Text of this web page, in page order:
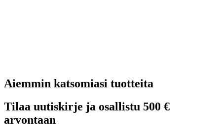
Aiemmin katsomiasi tuotteita
Tilaa uutiskirje ja osallistu 500 €
arvontaan